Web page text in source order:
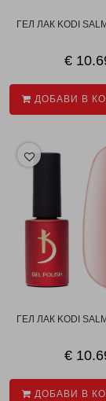
ГЕЛ ЛАК KODI
€
ДОБАВИ В
ГЕЛ ЛАК KODI
€
ДОБАВИ В